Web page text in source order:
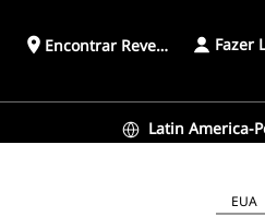
place Encontrar Revendedor Fazer
Latin America-
EUA